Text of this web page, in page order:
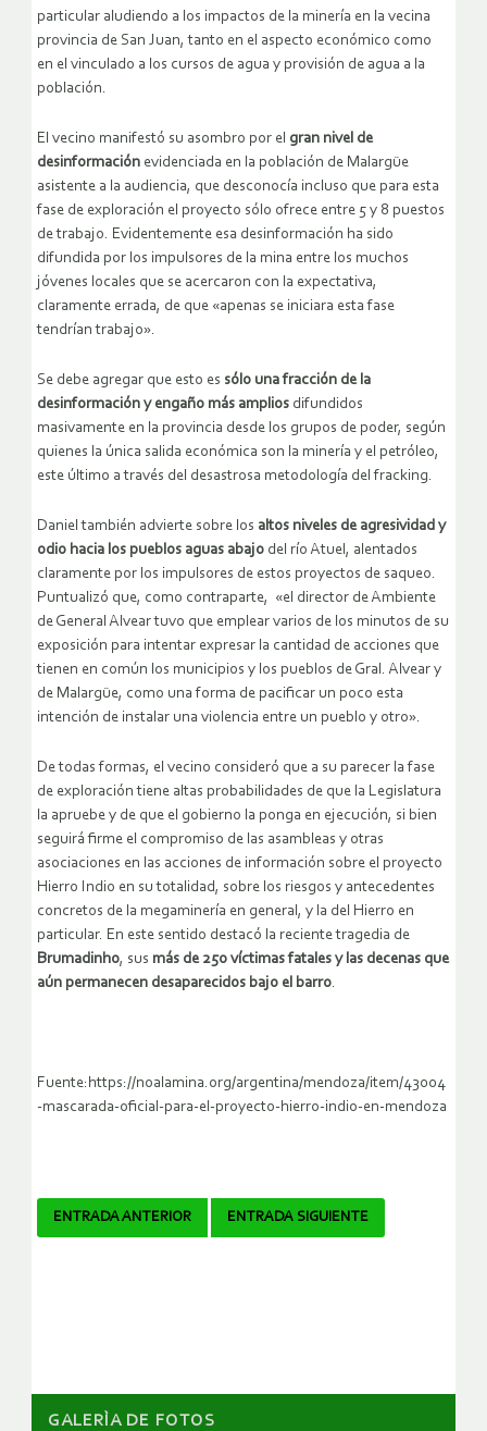
particular aludiendo a los impactos de la minería en la vecina
provincia de San Juan, tanto en el aspecto económico como
en el vinculado a los cursos de agua y provisión de agua a la
población.
El vecino manifestó su asombro por el gran nivel de
desinformación evidenciada en la población de Malargüe
asistente a la audiencia, que desconocía incluso que para esta
fase de exploración el proyecto sólo ofrece entre 5 y 8 puestos
de trabajo. Evidentemente esa desinformación ha sido
difundida por los impulsores de la mina entre los muchos
jóvenes locales que se acercaron con la expectativa,
claramente errada, de que «apenas se iniciara esta fase
tendrían trabajo».
Se debe agregar que esto es sólo una fracción de la
desinformación y engaño más amplios difundidos
masivamente en la provincia desde los grupos de poder, según
quienes la única salida económica son la minería y el petróleo,
este último a través del desastrosa metodología del fracking.
Daniel también advierte sobre los altos niveles de agresividad y
odio hacia los pueblos aguas abajo del río Atuel, alentados
claramente por los impulsores de estos proyectos de saqueo.
Puntualizó que, como contraparte, «el director de Ambiente
de General Alvear tuvo que emplear varios de los minutos de su
exposición para intentar expresar la cantidad de acciones que
tienen en común los municipios y los pueblos de Gral. Alvear y
de Malargüe, como una forma de pacificar un poco esta
intención de instalar una violencia entre un pueblo y otro».
De todas formas, el vecino consideró que a su parecer la fase
de exploración tiene altas probabilidades de que la Legislatura
la apruebe y de que el gobierno la ponga en ejecución, si bien
seguirá firme el compromiso de las asambleas y otras
asociaciones en las acciones de información sobre el proyecto
Hierro Indio en su totalidad, sobre los riesgos y antecedentes
concretos de la megaminería en general, y la del Hierro en
particular. En este sentido destacó la reciente tragedia de
Brumadinho, sus más de 250 víctimas fatales y las decenas que
aún permanecen desaparecidos bajo el barro.
Fuente:https://noalamina.org/argentina/mendoza/item/43004
-mascarada-oficial-para-el-proyecto-hierro-indio-en-mendoza
Navegador
ENTRADA ANTERIOR ENTRADA SIGUIENTE
GALERÌA DE FOTOS